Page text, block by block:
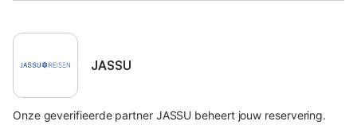
JASSU
Onze geverifieerde partner JASSU beheert jouw reservering.